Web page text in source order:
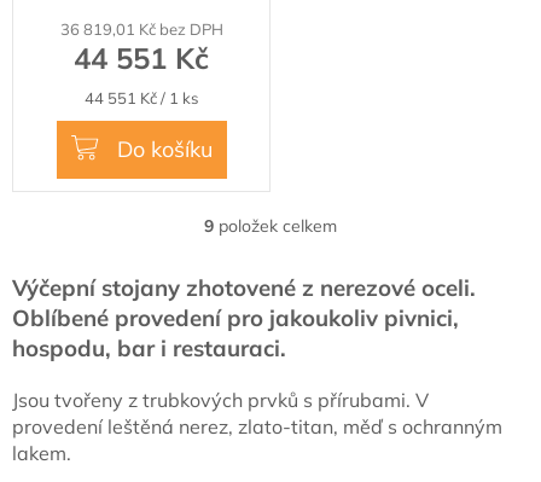
36 819,01 Kč bez DPH
44 551 Kč
Měrná
cena:
44 551 Kč / 1 ks
Do košíku
O
l
á
d
a
í
p
r
9 položek celkem
Výčepní stojany zhotovené z nerezové oceli.
Oblíbené provedení pro jakoukoliv pivnici,
hospodu, bar i restauraci.
Jsou tvořeny z trubkových prvků s přírubami. V
provedení leštěná nerez, zlato-titan, měď s ochranným
lakem.